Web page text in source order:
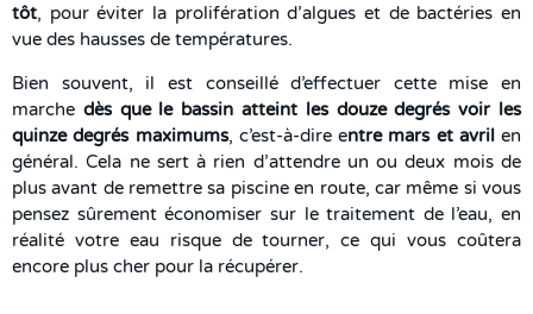
tôt, pour éviter la prolifération d’algues et de bactéries en
vue des hausses de températures.
Bien souvent, il est conseillé d’effectuer cette mise en
marche dès que le bassin atteint les douze degrés voir les
quinze degrés maximums, c’est-à-dire entre mars et avrilen
général. Cela ne sert à rien d’attendre un ou deux mois de
plus avant de remettre sa piscine en route, car même si vous
pensez sûrement économiser sur le traitement de l’eau, en
réalité votre eau risque de tourner, ce qui vous coûtera
encore plus cher pour la récupérer.